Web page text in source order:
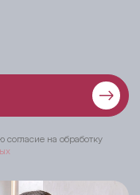
на обработку